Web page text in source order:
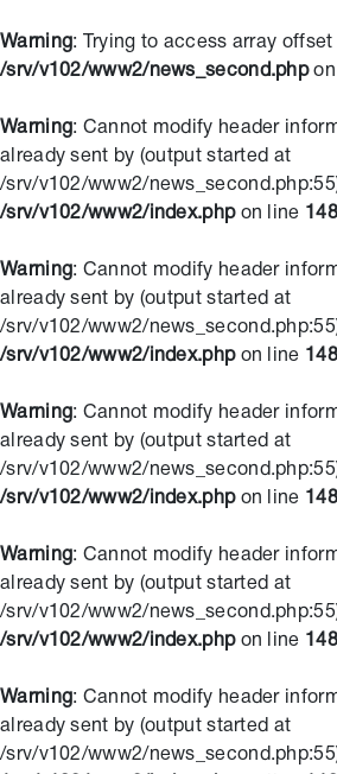
Warning : Trying to access array
/srv/v102/www2/news_second.phpon
Warning : Cannot modify header
already sent by (output started at
/srv/v102/www2/
/srv/v102/www2/index.phpon line
Warning : Cannot modify header
already sent by (output started at
/srv/v102/www2/
/srv/v102/www2/index.phpon line
Warning : Cannot modify header
already sent by (output started at
/srv/v102/www2/
/srv/v102/www2/index.phpon line
Warning : Cannot modify header
already sent by (output started at
/srv/v102/www2/
/srv/v102/www2/index.phpon line
Warning : Cannot modify header
already sent by (output started at
/srv/v102/www2/